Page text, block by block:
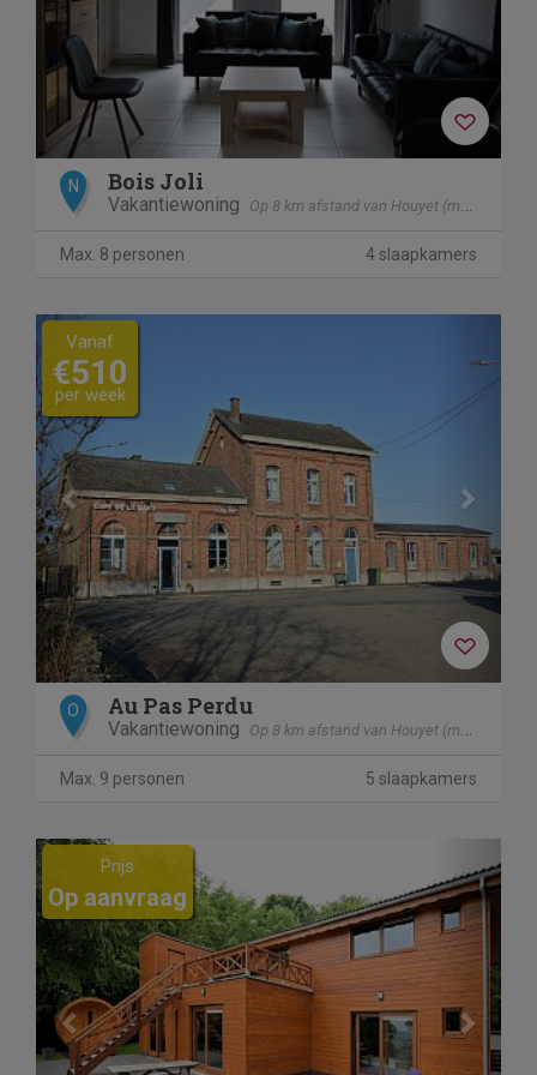
N Bois Joli
Vakantiewoning Op 8 km afstand van Houyet (mesnil - Eglise)
Max. 8 personen 4 slaapkamers
Previous
Vanaf
€510
per week
O Au Pas Perdu
Vakantiewoning Op 8 km afstand van Houyet (mesnil - Eglise)
Max. 9 personen 5 slaapkamers
Previous
Prijs
Op aanvraag